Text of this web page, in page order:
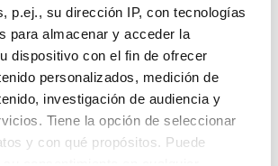
p.ej., su dirección IP, con tecnologías
para almacenar y acceder la
dispositivo con el fin de ofrecer
personalizados, medición de
investigación de audiencia y
Tiene la opción de seleccionar
y con qué propósitos. Puede
no sabemos como
traido hasta aquí.
el coche que estás
de estos enlaces: